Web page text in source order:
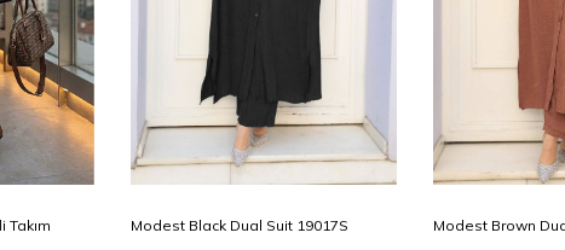
46
Takım
38 40 42 48
Cart
Modest Black Dual Suit 19017S
Cart
Modest Brown